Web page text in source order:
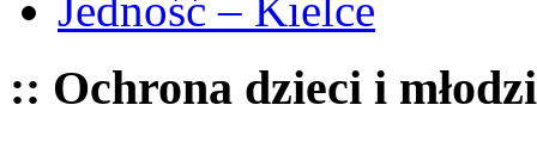
:: Ochrona dzieci i